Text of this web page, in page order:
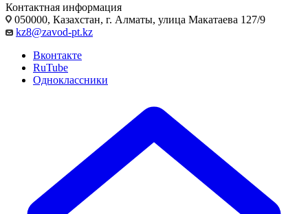
Контактная информация
050000, Казахстан, г. Алматы, улица Макатаева 127/9
kz8@zavod-pt.kz
Вконтакте
RuTube
Одноклассники